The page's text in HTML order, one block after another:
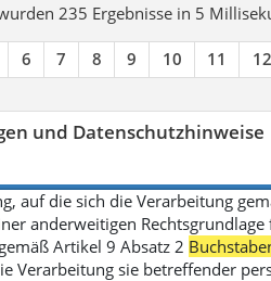
235 Ergebnisse in 5
6 7 8 9 10 11 12
und Datenschutzhinweise
auf die sich die Verarbeitung
anderweitigen
Artikel 9 Absatz 2
Verarbeitung sie betreffender